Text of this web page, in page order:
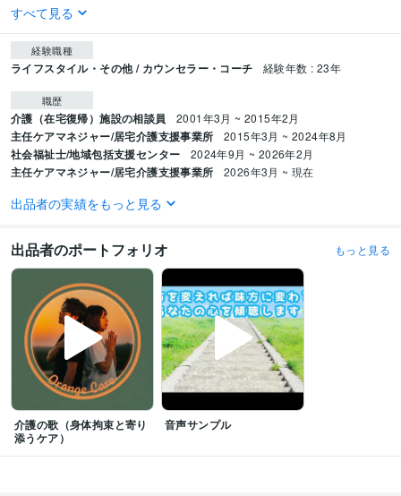
すべて見る
経験職種
ライフスタイル・その他 / カウンセラー・コーチ 経験年数 : 23年
職歴
介護（在宅復帰）施設の相談員 2001年3月 ~ 2015年2月
主任ケアマネジャー/居宅介護支援事業所 2015年3月 ~ 2024年8月
社会福祉士/地域包括支援センター 2024年9月 ~ 2026年2月
主任ケアマネジャー/居宅介護支援事業所 2026年3月 ~ 現在
受賞歴
事例集』の事例提供
て演劇で表現
在宅医療と訪問看護の市民向け講義　訪問看護の役割を演劇
で表現
資格・検定
社会福祉士 取得年 : 2000年
ケアマネジャー（介護支援専門員） 取得年 : 2006年
ビジネス・クリエイティブツール
Excel:27年Google スプレッドシート:5年Google ドキュメント:5年
PowerPoint:27年Word:27年ChatGPT:2年Perplexity AI:2年
VLLO:15年Canva:2年
出品者の実績をもっと見る
出品者のポートフォリオ もっと見る
介護の歌（身体拘束と寄り
添うケア）
音声サンプル